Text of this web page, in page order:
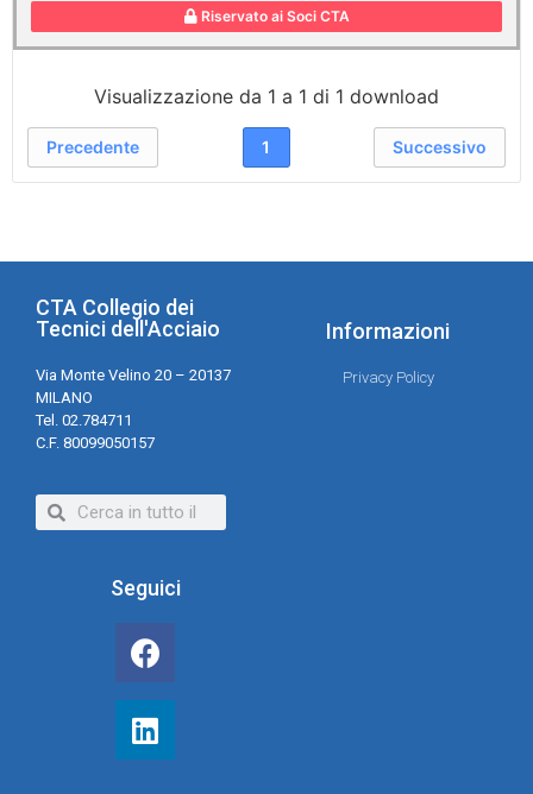
Riservato ai Soci CTA
Visualizzazione da 1 a 1 di 1 download
Precedente 1 Successivo
CTA Collegio dei
Tecnici dell'Acciaio
Via Monte Velino 20 – 20137
MILANO
Tel. 02.784711
C.F. 80099050157
Informazioni
Privacy Policy
Seguici